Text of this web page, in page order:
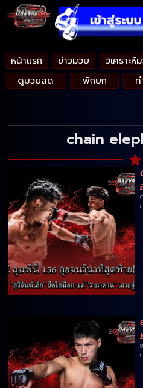
หน้าแรก ข่าวมวย วิเคราะห์
ดูมวยสด
พักยก
chain